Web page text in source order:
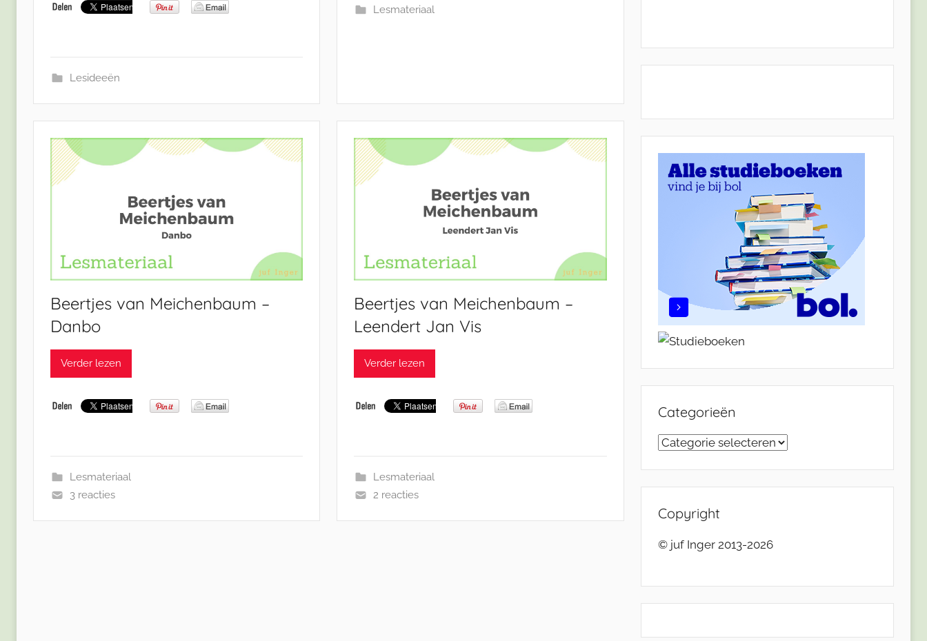
Lesideeën
Lesmateriaal
Beertjes van Meichenbaum –
Danbo
Verder lezen
Lesmateriaal
3 reacties
Beertjes van Meichenbaum –
Leendert Jan Vis
Verder lezen
Lesmateriaal
2 reacties
Categorieën
Categorieën
Copyright
© juf Inger 2013-2026